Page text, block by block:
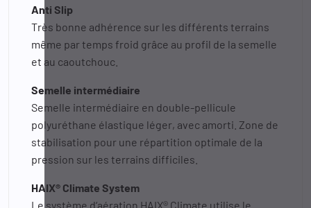
Anti Slip
Très bonne adhérence sur les différents terrains
même par temps froid grâce au profil de la semelle
et au caoutchouc.
Semelle intermédiaire
Semelle intermédiaire en double-pellicule
polyuréthane élastique léger, avec amorti. Zone de
stabilisation pour une répartition optimale de la
pression sur les terrains difficiles.
HAIX® Climate System
Le système d‘aération HAIX® Climate utilise le